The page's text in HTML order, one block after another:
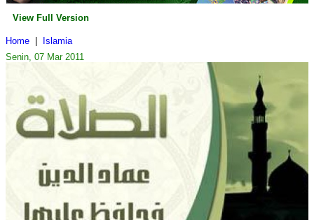
View Full Version
Home
Islamia
Senin, 07 Mar 2011